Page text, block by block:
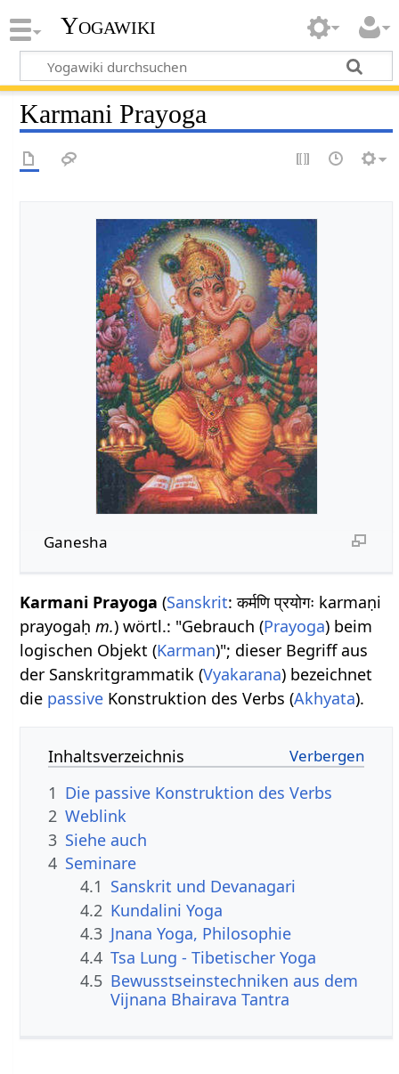
Yogawiki
Karmani Prayoga
Ganesha
Karmani Prayoga (Sanskrit: कर्मणि प्रयोगः karmaṇi
prayogaḥm.) wörtl.: "Gebrauch (Prayoga) beim
logischen Objekt (Karman)"; dieser Begriff aus
der Sanskritgrammatik (Vyakarana) bezeichnet
die passive Konstruktion des Verbs (Akhyata).
Inhaltsverzeichnis
1 Die passive Konstruktion des Verbs
2 Weblink
3 Siehe auch
4 Seminare
4.1 Sanskrit und Devanagari
4.2 Kundalini Yoga
4.3 Jnana Yoga, Philosophie
4.4 Tsa Lung - Tibetischer Yoga
4.5 Bewusstseinstechniken aus dem
Vijnana Bhairava Tantra